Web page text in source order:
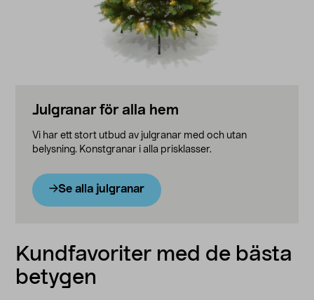
Julgranar för alla hem
Vi har ett stort utbud av julgranar med och utan
belysning. Konstgranar i alla prisklasser.
Se alla julgranar
Kundfavoriter med de bästa
betygen